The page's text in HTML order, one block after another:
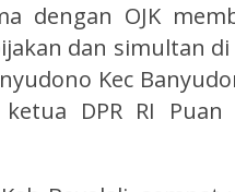
dengan OJK
dan simultan di
Kec
DPR RI Puan